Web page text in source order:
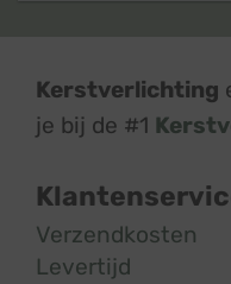
Kerstverlichting
je bij de #1
Verzendkosten
Levertijd